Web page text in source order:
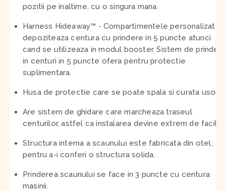
pozitii pe inaltime, cu o singura mana.
Harness Hideaway™ - Compartimentele personalizate
depoziteaza centura cu prindere in 5 puncte atunci
cand se utilizeaza in modul booster. Sistem de
in centuri in 5 puncte ofera pentru protectie
suplimentara.
Husa de protectie care se poate spala si curata usor.
Are sistem de ghidare care marcheaza traseul
centurilor, astfel ca instalarea devine extrem de facila.
Structura interna a scaunului este fabricata din otel,
pentru a-i conferi o structura solida.
Prinderea scaunului se face in 3 puncte cu centura
masinii.